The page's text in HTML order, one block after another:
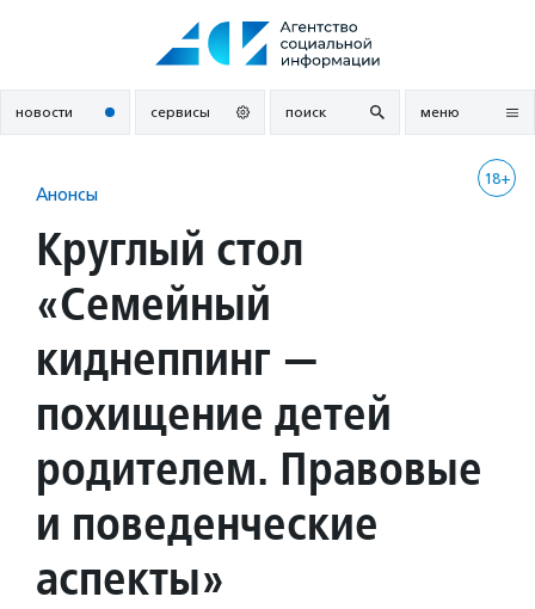
новости сервисы поиск меню
18+
Анонсы
Круглый стол
«Семейный
киднеппинг —
похищение детей
родителем. Правовые
и поведенческие
аспекты»